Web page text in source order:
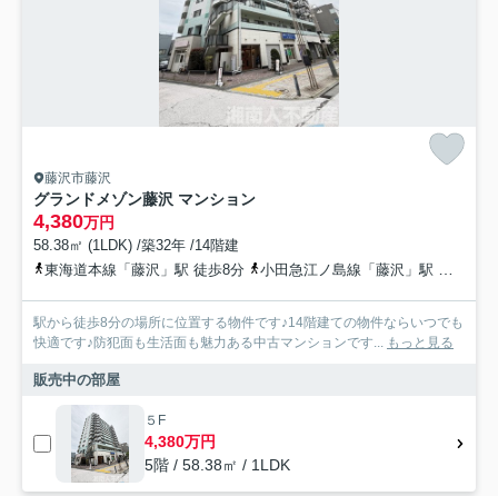
藤沢市藤沢
グランドメゾン藤沢 マンション
4,380万円
58.38㎡ (1LDK) /築32年 /14階建
東海道本線「藤沢」駅 徒歩8分
小田急江ノ島線「藤沢」駅 徒歩9分
駅から徒歩8分の場所に位置する物件です♪14階建ての物件ならいつでも
快適です♪防犯面も生活面も魅力ある中古マンションです... もっと見る
販売中の部屋
５F
4,380万円
5階 / 58.38㎡ / 1LDK